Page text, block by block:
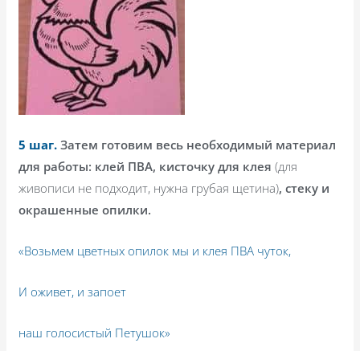
5 шаг. Затем готовим весь необходимый материал
для работы: клей ПВА, кисточку для клея(для
живописи не подходит, нужна грубая щетина), стеку и
окрашенные опилки.
«Возьмем цветных опилок мы и клея ПВА чуток,
И оживет, и запоет
наш голосистый Петушок»